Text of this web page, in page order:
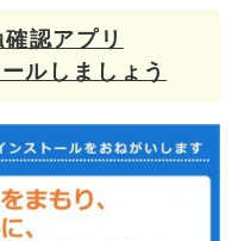
認アプリ
ルしましょう